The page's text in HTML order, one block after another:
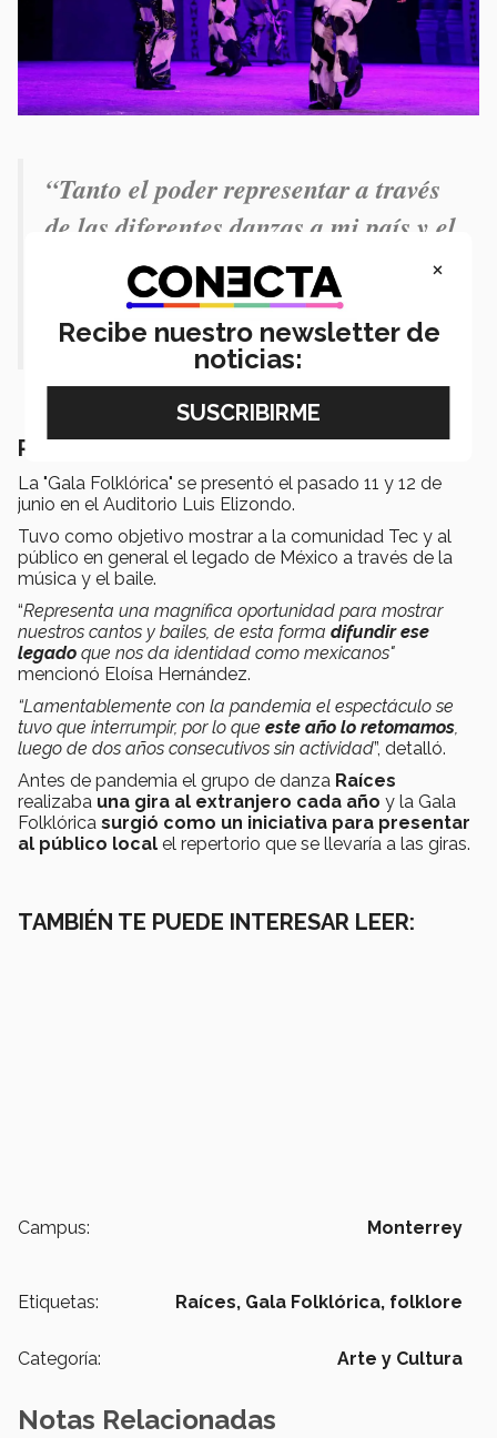
“Tanto el poder representar a través
de las diferentes danzas a mi país y el
poder expresarme artísticamente en
el teatro fueuna experiencia única y
mágica”.- Dante Gutiérrez
Raíces mexicanas por el mundo
La "Gala Folklórica" se presentó el pasado 11 y 12 de
junio en el Auditorio Luis Elizondo.
Tuvo como objetivo mostrar a la comunidad Tec y al
público en general el legado de México a través de la
música y el baile.
“Representa una magnífica oportunidad para mostrar
nuestros cantos y bailes, de esta forma difundir ese
legado que nos da identidad como mexicanos"
mencionó Eloísa Hernández.
“Lamentablemente con la pandemia el espectáculo se
tuvo que interrumpir, por lo que este año lo retomamos,
luego de dos años consecutivos sin actividad”, detalló.
Antes de pandemia el grupo de danza Raíces
realizaba una gira al extranjero cada año y la Gala
Folklórica surgió como un iniciativa para presentar
al público local el repertorio que se llevaría a las giras.
TAMBIÉN TE PUEDE INTERESAR LEER:
Campus: Monterrey
Etiquetas: Raíces, Gala Folklórica, folklore
Categoría: Arte y Cultura
Notas Relacionadas
×
Recibe nuestro newsletter de
noticias: